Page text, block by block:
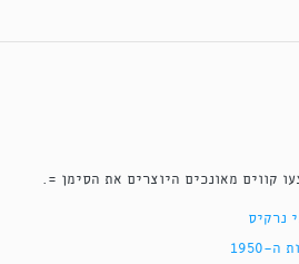
קווים מאונכים היוצרים את הסימן =.
נרקיס
ה-1950